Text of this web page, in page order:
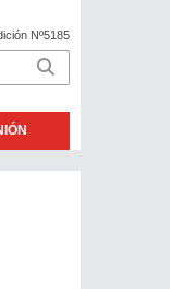
Nº5185